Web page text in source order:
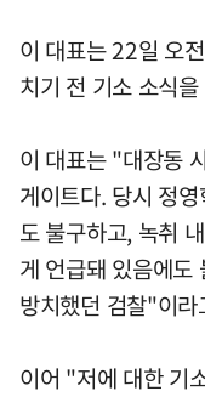
이 대표는 22일 오
치기 전 기소 소식
이 대표는 "대장동
게이트다. 당시 정
도 불구하고, 녹취
게 언급돼 있음에도
방치했던 검찰"이라
이어 "저에 대한 기